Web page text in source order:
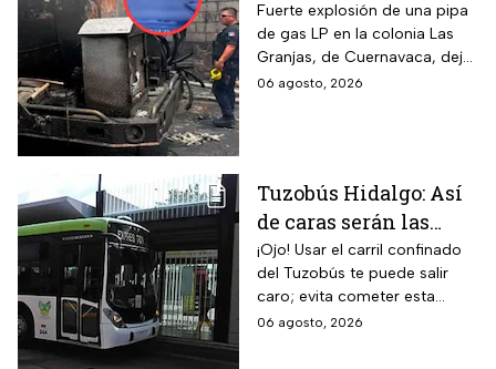
explosión de pipa de
gas en Cuernavaca:
¡Imágenes sensibles!
Fuerte explosión de una pipa
de gas LP en la colonia Las
Granjas, de Cuernavaca, dejó
21 heridos y causó pánico
06 agosto, 2026
Tuzobús Hidalgo: Así
de caras serán las
MULTAS por invadir
el carril confinado a
partir de esta fecha
¡Ojo! Usar el carril confinado
del Tuzobús te puede salir
caro; evita cometer esta
infracción a partir de agosto.
06 agosto, 2026